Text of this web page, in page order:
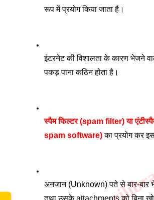
रूप में प्रयोग किया जाता है।
इंटरनेट की विशालता के कारण भेजने
पकड़ पाना कठिन होता है।
स्पैम फिल्टर (spam filter) या
spam software) का प्रयोग कर
अनजान (Unknown) पते से बार-बार
तथा उसके attachments को बिना